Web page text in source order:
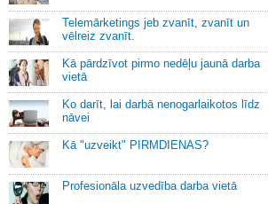
Telemārketings jeb zvanīt, zvanīt un
vēlreiz zvanīt.
Kā pārdzīvot pirmo nedēļu jaunā darba
vietā
Ko darīt, lai darbā nenogarlaikotos līdz
nāvei
Kā "uzveikt" PIRMDIENAS?
Profesionāla uzvedība darba vietā